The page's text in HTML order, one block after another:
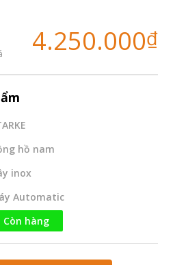
4.250.000₫
hồ nam
inox
Automatic
Còn hàng